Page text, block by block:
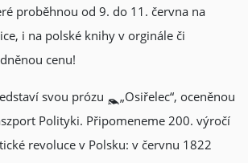
proběhnou od 9. do 11. června na
i na polské knihy v orginále či
cenu!
svou prózu
„Osiřelec“, oceněnou
Polityki. Připomeneme 200. výročí
revoluce v Polsku: v červnu 1822